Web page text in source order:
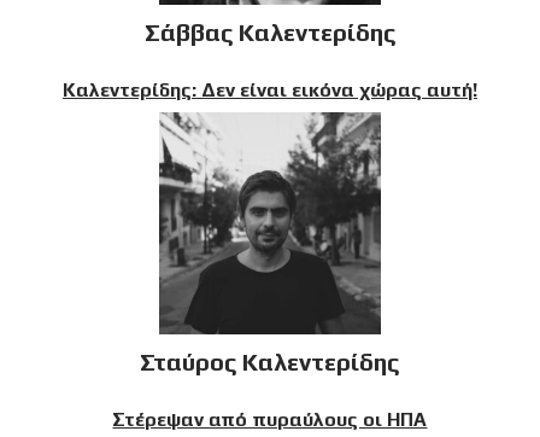
Σάββας Καλεντερίδης
Καλεντερίδης: Δεν είναι εικόνα χώρας αυτή!
Σταύρος Καλεντερίδης
Στέρεψαν από πυραύλους οι ΗΠΑ